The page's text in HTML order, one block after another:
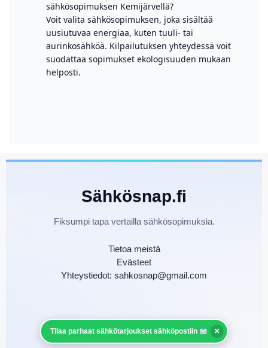
sähkösopimuksen Kemijärvellä?
Voit valita sähkösopimuksen, joka sisältää
uusiutuvaa energiaa, kuten tuuli- tai
aurinkosähköä. Kilpailutuksen yhteydessä voit
suodattaa sopimukset ekologisuuden mukaan
helposti.
Sähkösnap.fi
Fiksumpi tapa vertailla sähkösopimuksia.
Tietoa meistä
Evästeet
Yhteystiedot: sahkosnap@gmail.com
©Sähkösnap.fi — Kaikki oikeudet pidätetään.
Tilaa parhaat sähkötarjoukset sähköpostiin ×